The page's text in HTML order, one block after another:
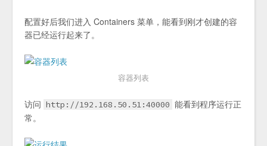
配置好后我们进入 Containers 菜单，能看到刚才创建的容
器已经运行起来了。
容器列表
访问 http://192.168.50.51:40000 能看到程序运行正
常。